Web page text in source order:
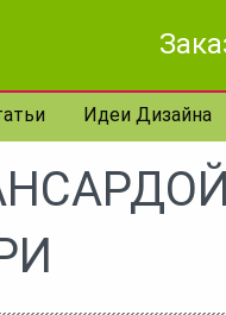
Идеи Дизайна